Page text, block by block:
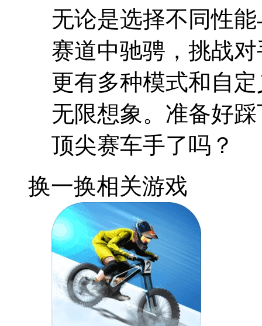
无论是选择不同性
赛道中驰骋，挑战
更有多种模式和自
无限想象。准备好
顶尖赛车手了吗？
换一换相关游戏